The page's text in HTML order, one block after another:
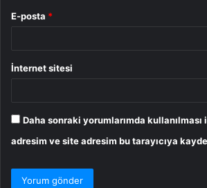
E-posta *
İnternet sitesi
Daha sonraki yorumlarımda kullanılması
adresim ve site adresim bu tarayıcıya